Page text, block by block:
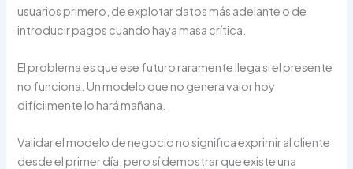
usuarios primero, de explotar datos más adelante o de
introducir pagos cuando haya masa crítica.
El problema es que ese futuro raramente llega si el presente
no funciona. Un modelo que no genera valor hoy
difícilmente lo hará mañana.
Validar el modelo de negocio no significa exprimir al cliente
desde el primer día, pero sí demostrar que existe una